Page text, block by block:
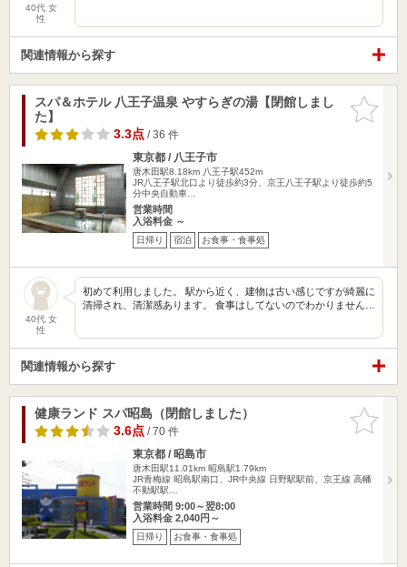
40代 女
性
関連情報から探す
お気に入
りに追加
スパ＆ホテル 八王子温泉 やすらぎの湯【閉館しまし
た】
3.3点/ 36 件
東京都 / 八王子市
唐木田駅8.18km 八王子駅452m
JR八王子駅北口より徒歩約3分、京王八王子駅より徒歩約5
分中央自動車…
営業時間
入浴料金 ～
日帰り 宿泊 お食事・食事処
40代 女
性
初めて利用しました。 駅から近く、建物は古い感じですが綺麗に
清掃され、清潔感あります。 食事はしてないのでわかりません…
関連情報から探す
お気に入
りに追加
健康ランド スパ昭島（閉館しました）
3.6点/ 70 件
東京都 / 昭島市
唐木田駅11.01km 昭島駅1.79km
JR青梅線 昭島駅南口、JR中央線 日野駅駅前、京王線 高幡
不動駅駅…
営業時間 9:00～翌8:00
入浴料金 2,040円～
日帰り お食事・食事処